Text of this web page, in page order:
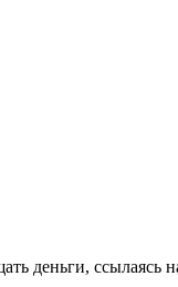
деньги,